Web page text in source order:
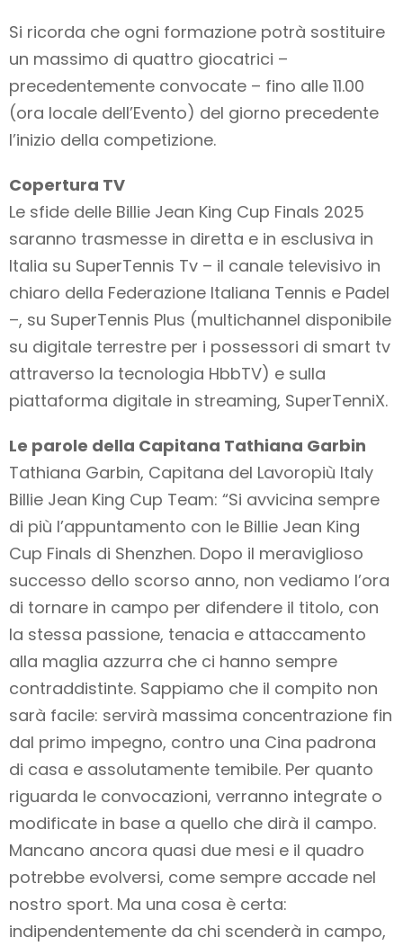
Si ricorda che ogni formazione potrà sostituire
un massimo di quattro giocatrici –
precedentemente convocate – fino alle 11.00
(ora locale dell’Evento) del giorno precedente
l’inizio della competizione.
Copertura TV
Le sfide delle Billie Jean King Cup Finals 2025
saranno trasmesse in diretta e in esclusiva in
Italia su SuperTennis Tv – il canale televisivo in
chiaro della Federazione Italiana Tennis e Padel
–, su SuperTennis Plus (multichannel disponibile
su digitale terrestre per i possessori di smart tv
attraverso la tecnologia HbbTV) e sulla
piattaforma digitale in streaming, SuperTenniX.
Le parole della Capitana Tathiana Garbin
Tathiana Garbin, Capitana del Lavoropiù Italy
Billie Jean King Cup Team: “Si avvicina sempre
di più l’appuntamento con le Billie Jean King
Cup Finals di Shenzhen. Dopo il meraviglioso
successo dello scorso anno, non vediamo l’ora
di tornare in campo per difendere il titolo, con
la stessa passione, tenacia e attaccamento
alla maglia azzurra che ci hanno sempre
contraddistinte. Sappiamo che il compito non
sarà facile: servirà massima concentrazione fin
dal primo impegno, contro una Cina padrona
di casa e assolutamente temibile. Per quanto
riguarda le convocazioni, verranno integrate o
modificate in base a quello che dirà il campo.
Mancano ancora quasi due mesi e il quadro
potrebbe evolversi, come sempre accade nel
nostro sport. Ma una cosa è certa:
indipendentemente da chi scenderà in campo,